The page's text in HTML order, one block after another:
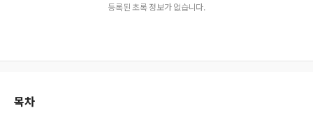
등록된 초록 정보가 없습니다.
목차